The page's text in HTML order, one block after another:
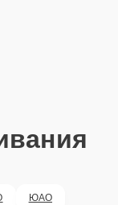
ЮАО